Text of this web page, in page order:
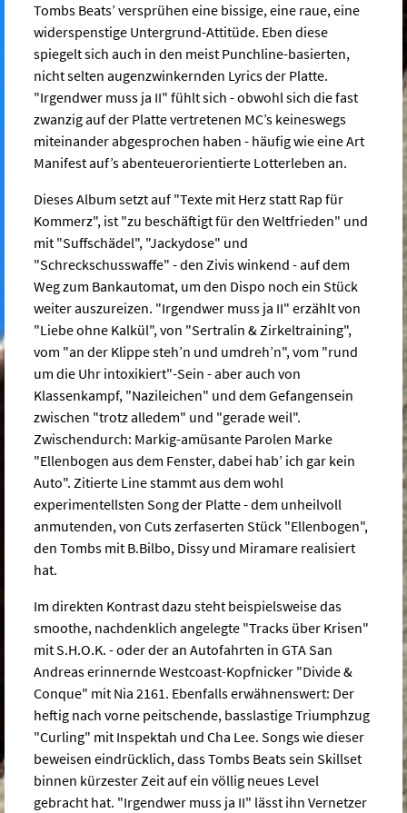
Tombs Beats’ versprühen eine bissige, eine raue, eine
widerspenstige Untergrund-Attitüde. Eben diese
spiegelt sich auch in den meist Punchline-basierten,
nicht selten augenzwinkernden Lyrics der Platte.
"Irgendwer muss ja II" fühlt sich - obwohl sich die fast
zwanzig auf der Platte vertretenen MC’s keineswegs
miteinander abgesprochen haben - häufig wie eine Art
Manifest auf’s abenteuerorientierte Lotterleben an.
Dieses Album setzt auf "Texte mit Herz statt Rap für
Kommerz", ist "zu beschäftigt für den Weltfrieden" und
mit "Suffschädel", "Jackydose" und
"Schreckschusswaffe" - den Zivis winkend - auf dem
Weg zum Bankautomat, um den Dispo noch ein Stück
weiter auszureizen. "Irgendwer muss ja II" erzählt von
"Liebe ohne Kalkül", von "Sertralin & Zirkeltraining",
vom "an der Klippe steh’n und umdreh’n", vom "rund
um die Uhr intoxikiert"-Sein - aber auch von
Klassenkampf, "Nazileichen" und dem Gefangensein
zwischen "trotz alledem" und "gerade weil".
Zwischendurch: Markig-amüsante Parolen Marke
"Ellenbogen aus dem Fenster, dabei hab’ ich gar kein
Auto". Zitierte Line stammt aus dem wohl
experimentellsten Song der Platte - dem unheilvoll
anmutenden, von Cuts zerfaserten Stück "Ellenbogen",
den Tombs mit B.Bilbo, Dissy und Miramare realisiert
hat.
Im direkten Kontrast dazu steht beispielsweise das
smoothe, nachdenklich angelegte "Tracks über Krisen"
mit S.H.O.K. - oder der an Autofahrten in GTA San
Andreas erinnernde Westcoast-Kopfnicker "Divide &
Conque" mit Nia 2161. Ebenfalls erwähnenswert: Der
heftig nach vorne peitschende, basslastige Triumphzug
"Curling" mit Inspektah und Cha Lee. Songs wie dieser
beweisen eindrücklich, dass Tombs Beats sein Skillset
binnen kürzester Zeit auf ein völlig neues Level
gebracht hat. "Irgendwer muss ja II" lässt ihn Vernetzer